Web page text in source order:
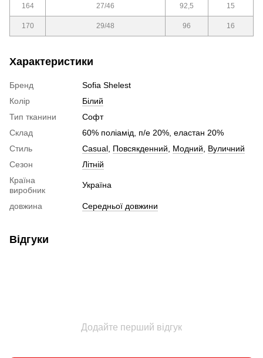
164 27/46 92,5 15
170 29/48 96 16
Характеристики
Бренд
Sofia Shelest
Колір
Білий
Тип тканини
Софт
Склад
60% поліамід, п/е 20%, еластан 20%
Стиль
Сasual, Повсякденний, Модний, Вуличний
Сезон
Літній
Країна
виробник
Україна
довжина Середньої довжини
Відгуки
Додайте перший відгук